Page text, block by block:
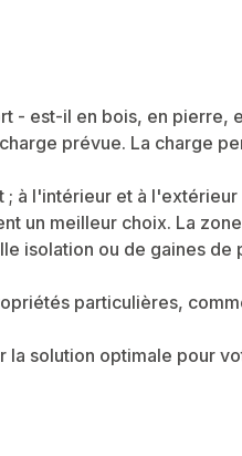
- est-il en bois, en pierre,
prévue. La charge
; à l'intérieur et à
un meilleur choix. La
isolation ou de gaines de
particulières,
la solution optimale pour